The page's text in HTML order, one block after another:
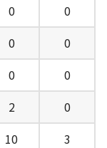
0
0
0
0
0
0
2
0
10 3